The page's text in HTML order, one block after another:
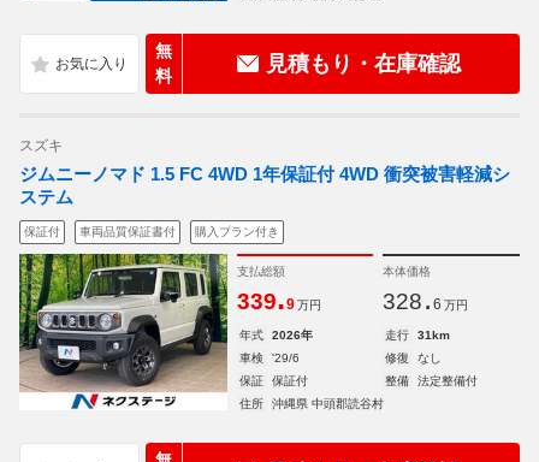
無
料
見積もり・在庫確認
スズキ
ジムニーノマド 1.5 FC 4WD 1年保証付 4WD 衝突被害軽減シ
ステム
保証付 車両品質保証書付 購入プラン付き
支払総額
339.9 万円
本体価格
328. 6 万円
年式 2026年 走行
31km
車検
'29/6 修復
なし
保証
保証付 整備
法定整備付
住所
沖縄県 中頭郡読谷村